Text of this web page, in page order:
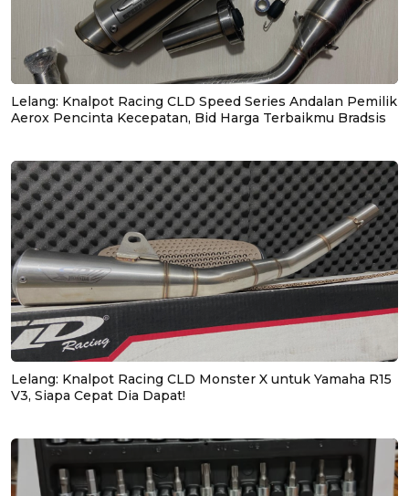
Lelang: Knalpot Racing CLD Speed Series Andalan Pemilik
Aerox Pencinta Kecepatan, Bid Harga Terbaikmu Bradsis
Lelang: Knalpot Racing CLD Monster X untuk Yamaha R15
V3, Siapa Cepat Dia Dapat!